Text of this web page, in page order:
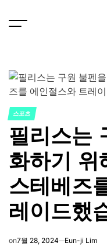
POSTED
IN
스포츠
필리스는
화하기 위
스테베즈
레이드했
on7월 28, 2024 Eun-ji Lim